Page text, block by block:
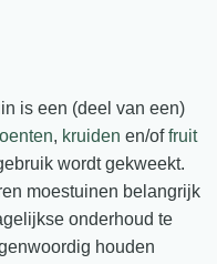
is een (deel van een)
, kruiden en/offruit
wordt gekweekt.
moestuinen belangrijk
onderhoud te
houden